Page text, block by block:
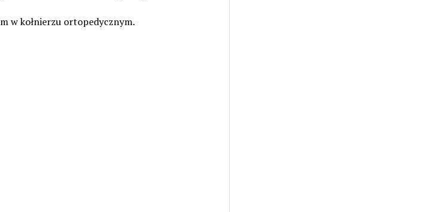
w kołnierzu ortopedycznym.